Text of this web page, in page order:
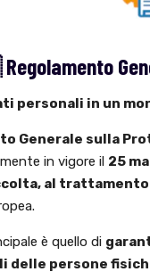
personali in un
Generale sulla
in vigore il 25
al trattamento
è quello di
delle persone